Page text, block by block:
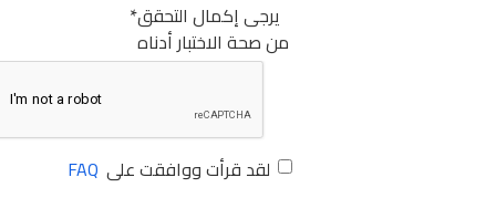
يرجى إكمال التحقق
من صحة الاختبار أدناه
لقد قرأت ووافقت على FAQ